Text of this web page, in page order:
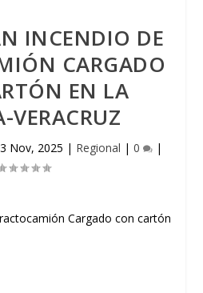
INCENDIO DE
CARGADO
EN LA
VERACRUZ
Nov, 2025 | Regional | 0 |